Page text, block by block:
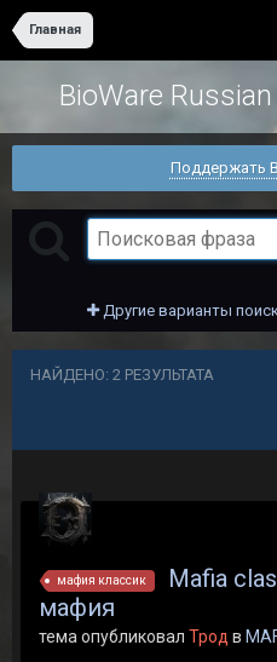
Главная
BioWare
Поддержать
Другие варианты
НАЙДЕНО: 2 РЕЗУЛЬТАТА
мафия классик
Mafia
мафия
тема опубликовал Трод в